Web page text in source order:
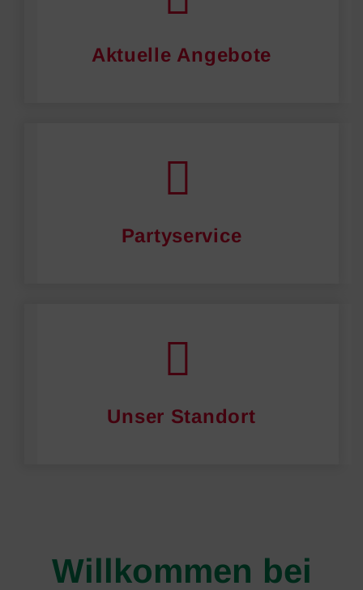
Aktuelle Angebote
Partyservice
Unser Standort
Willkommen bei